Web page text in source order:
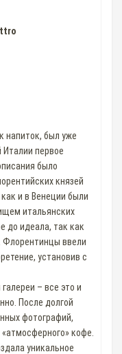
напиток, был уже
Италии первое
было
князей
и в Венеции были
итальянских
до идеала, так как
Флорентинцы ввели
установив с
– все это и
После долгой
фотографий,
кофе.
уникальное